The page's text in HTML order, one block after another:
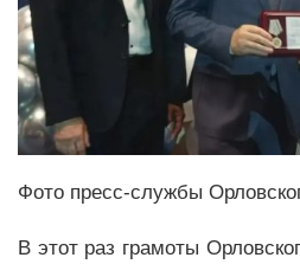
Фото пресс-службы
В этот раз грамоты